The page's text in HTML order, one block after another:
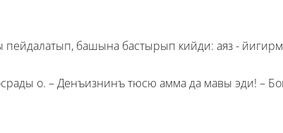
башына бастырып кийди: аяз -
о. – Денъизнинъ тюсю амма да мавы эди! –